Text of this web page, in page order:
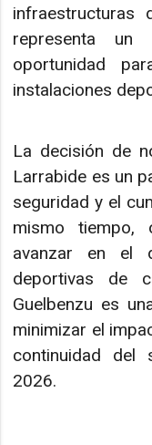
infraestructuras
representa un
oportunidad
instalaciones
La decisión de
Larrabide es un
seguridad y el
mismo tiempo,
avanzar en el
deportivas de
Guelbenzu es
minimizar el
continuidad del
2026.